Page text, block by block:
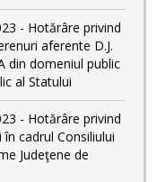
- Hotărâre privind
aferente D.J.
din domeniul public
al Statului
- Hotărâre privind
cadrul Consiliului
Judeţene de